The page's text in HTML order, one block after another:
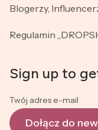
Blogerzy,
Regulamin
Sign up to
Twój adres e-mail
Dołącz do